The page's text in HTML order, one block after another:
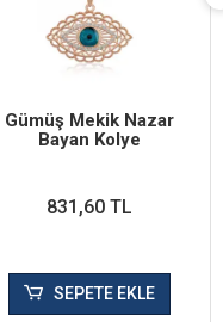
Gümüş Mekik Nazar
Bayan Kolye
831,60 TL
SEPETE EKLE